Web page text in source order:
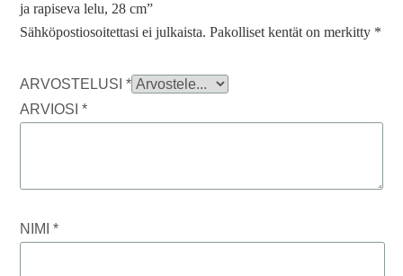
ja rapiseva lelu, 28 cm”
Sähköpostiosoitettasi ei julkaista. Pakolliset kentät on merkitty *
ARVOSTELUSI*
ARVIOSI*
NIMI*